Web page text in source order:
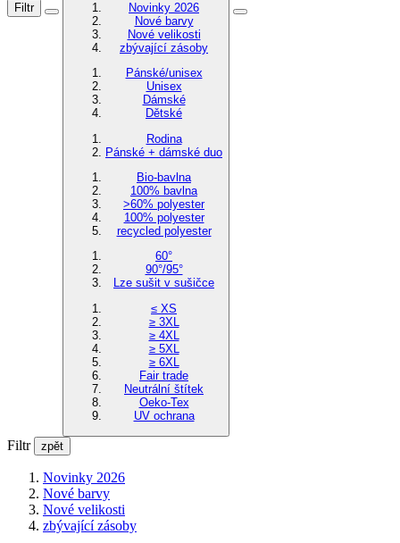
Filtr
Novinky 2026
Nové barvy
Nové velikosti
zbývající zásoby
Pánské/unisex
Unisex
Dámské
Dětské
Rodina
Pánské + dámské duo
Bio-bavlna
100% bavlna
>60% polyester
100% polyester
recycled polyester
60°
90°/95°
Lze sušit v sušičce
≤ XS
≥ 3XL
≥ 4XL
≥ 5XL
≥ 6XL
Fair trade
Neutrální štítek
Oeko-Tex
UV ochrana
Filtr zpět
Novinky 2026
Nové barvy
Nové velikosti
zbývající zásoby